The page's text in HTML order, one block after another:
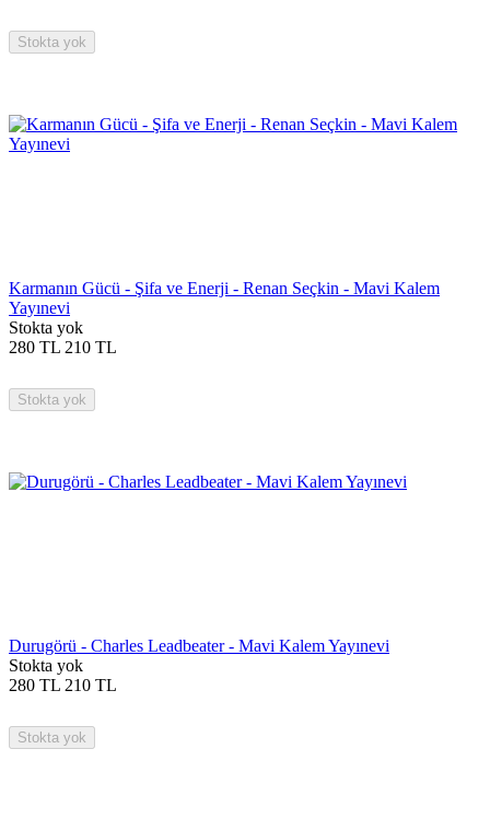
Stokta yok
Karmanın Gücü - Şifa ve Enerji - Renan Seçkin - Mavi Kalem
Yayınevi
Stokta yok
280 TL 210 TL
Stokta yok
Durugörü - Charles Leadbeater - Mavi Kalem Yayınevi
Stokta yok
280 TL 210 TL
Stokta yok